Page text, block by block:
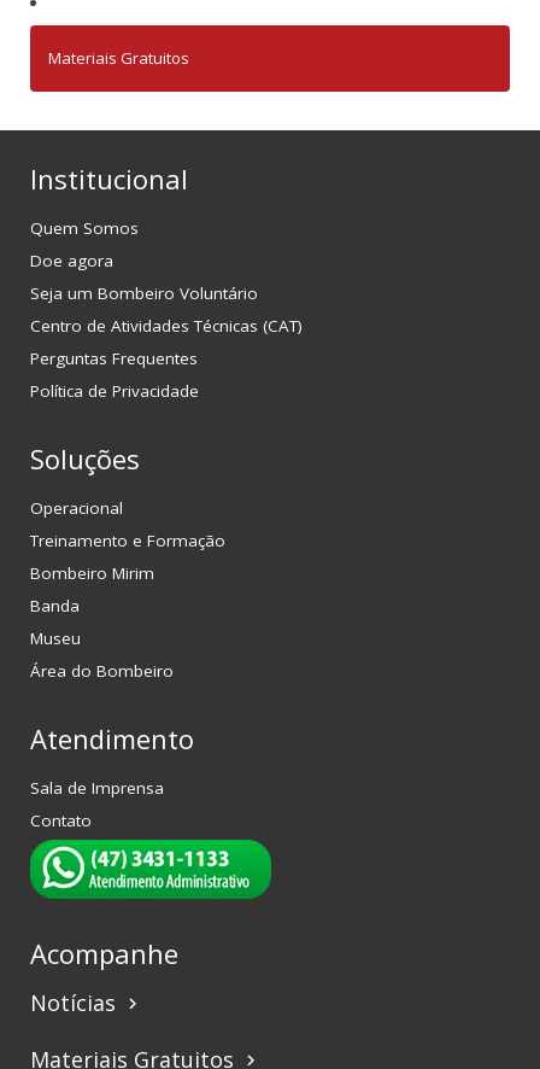
Materiais Gratuitos
Institucional
Quem Somos
Doe agora
Seja um Bombeiro Voluntário
Centro de Atividades Técnicas (CAT)
Perguntas Frequentes
Política de Privacidade
Soluções
Operacional
Treinamento e Formação
Bombeiro Mirim
Banda
Museu
Área do Bombeiro
Atendimento
Sala de Imprensa
Contato
Acompanhe
Notícias keyboard_arrow_right
Materiais Gratuitos keyboard_arrow_right